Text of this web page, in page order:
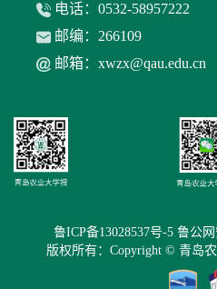
电话：0532-58957222
邮编：266109
邮箱：xwzx@qau.edu.cn
鲁ICP备13028537号-5 鲁公
版权所有：Copyright © 青岛